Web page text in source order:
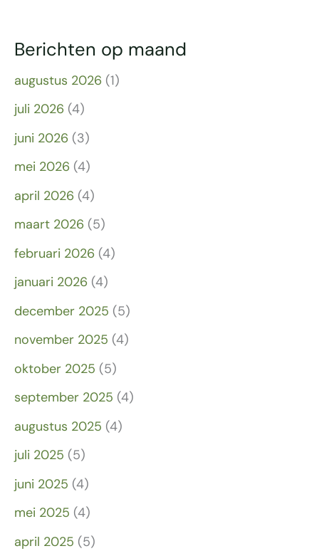
Berichten op maand
augustus 2026 (1)
juli 2026 (4)
juni 2026 (3)
mei 2026 (4)
april 2026 (4)
maart 2026 (5)
februari 2026 (4)
januari 2026 (4)
december 2025 (5)
november 2025 (4)
oktober 2025 (5)
september 2025 (4)
augustus 2025 (4)
juli 2025 (5)
juni 2025 (4)
mei 2025 (4)
april 2025 (5)